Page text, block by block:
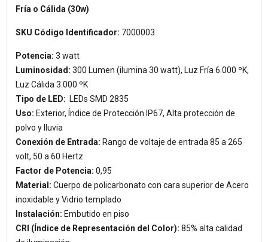
Fría o Cálida (30w)
SKU Código Identificador: 7000003
Potencia: 3 watt
Luminosidad: 300 Lumen (ilumina 30 watt), Luz Fría 6.000 ºK,
Luz Cálida 3.000 ºK
Tipo de LED: LEDs SMD 2835
Uso: Exterior, Índice de Protección IP67, Alta protección de
polvo y lluvia
Conexión de Entrada: Rango de voltaje de entrada 85 a 265
volt, 50 a 60 Hertz
Factor de Potencia: 0,95
Material: Cuerpo de policarbonato con cara superior de Acero
inoxidable y Vidrio templado
Instalación: Embutido en piso
CRI (Índice de Representación del Color): 85% alta calidad